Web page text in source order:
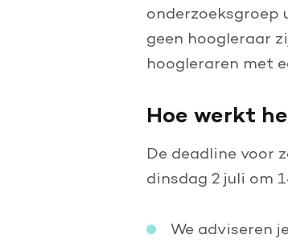
onderzoeksgroep
geen hoogleraar
hoogleraren met
Hoe werkt
De deadline voor
dinsdag 2 juli om
We adviseren